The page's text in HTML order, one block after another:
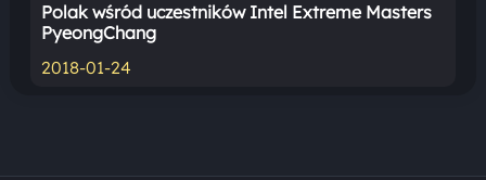
Polak wśród uczestników Intel Extreme Masters
PyeongChang
2018-01-24